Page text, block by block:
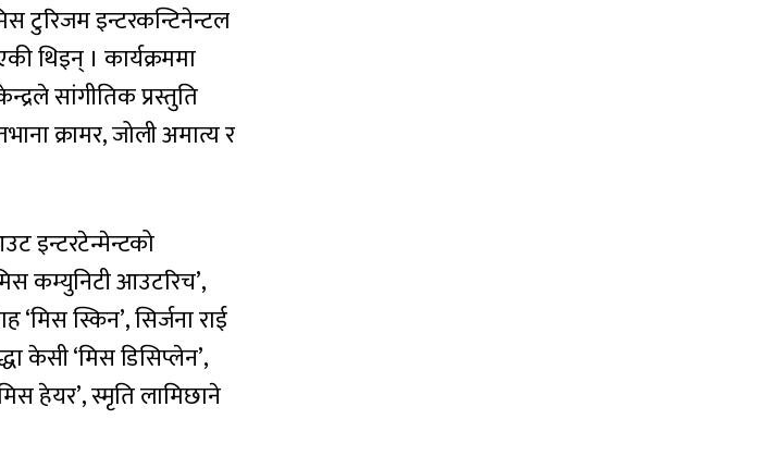
टुरिजम इन्टरकन्टिनेन्टल
थिइन् । कार्यक्रममा
सांगीतिक प्रस्तुति
क्रामर, जोली अमात्य र
इन्टरटेन्मेन्टको
कम्युनिटी आउटरिच’,
स्किन’, सिर्जना राई
केसी ‘मिस डिसिप्लेन’,
हेयर’, स्मृति लामिछाने